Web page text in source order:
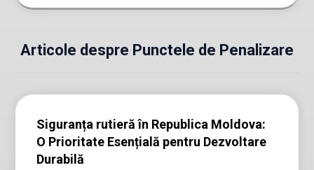
Articole despre Punctele de Penalizare
Siguranța rutieră în Republica Moldova:
O Prioritate Esențială pentru Dezvoltare
Durabilă